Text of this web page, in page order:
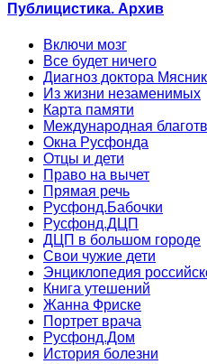
Публицистика. Архив
Включи мозг
Все будет ничего
Диагноз доктора
Из жизни незаменимых
Карта памяти
Международная
Окна Русфонда
Отцы и дети
Право на вычет
Прямая речь
Русфонд.Бабочки
Русфонд.ДЦП
ДЦП в большом городе
Свои чужие дети
Энциклопедия
Книга утешений
Жанна Фриске
Портрет врача
Русфонд.Дом
История болезни